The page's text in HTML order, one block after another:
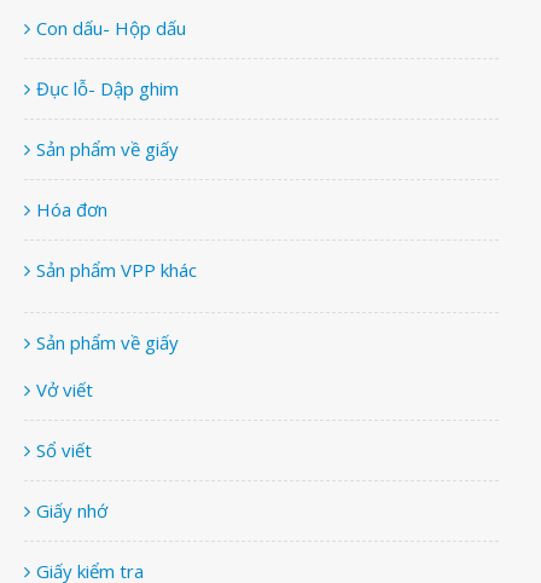
Con dấu- Hộp dấu
Đục lỗ- Dập ghim
Sản phẩm về giấy
Hóa đơn
Sản phẩm VPP khác
Sản phẩm về giấy
Vở viết
Sổ viết
Giấy nhớ
Giấy kiểm tra